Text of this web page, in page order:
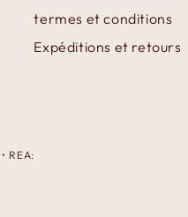
termes et conditions
Expéditions et retours
REA: